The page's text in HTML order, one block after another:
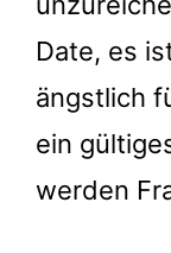
Date, es
ängstlich
ein
werden